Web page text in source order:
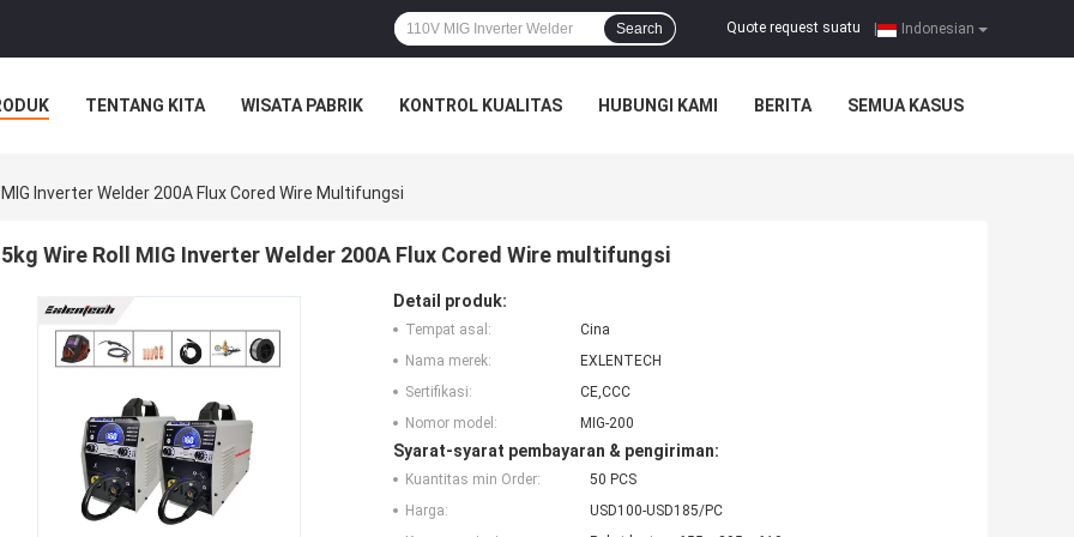
Indonesian
Quote request suatu
Search
TENTANG KITA WISATA PABRIK KONTROL KUALITAS HUBUNGI KAMI BERITA SEMUA KASUS
Inverter Welder 200A Flux Cored Wire Multifungsi
5kg Wire Roll MIG Inverter Welder 200A Flux Cored Wire multifungsi
Detail produk:
Tempat asal:
Cina
Nama merek:
EXLENTECH
Sertifikasi:
CE,CCC
Nomor model:
MIG-200
Syarat-syarat pembayaran & pengiriman:
Kuantitas min Order:
50 PCS
Harga:
USD100-USD185/PC